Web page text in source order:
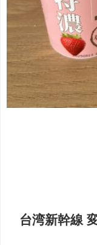
台湾新幹線